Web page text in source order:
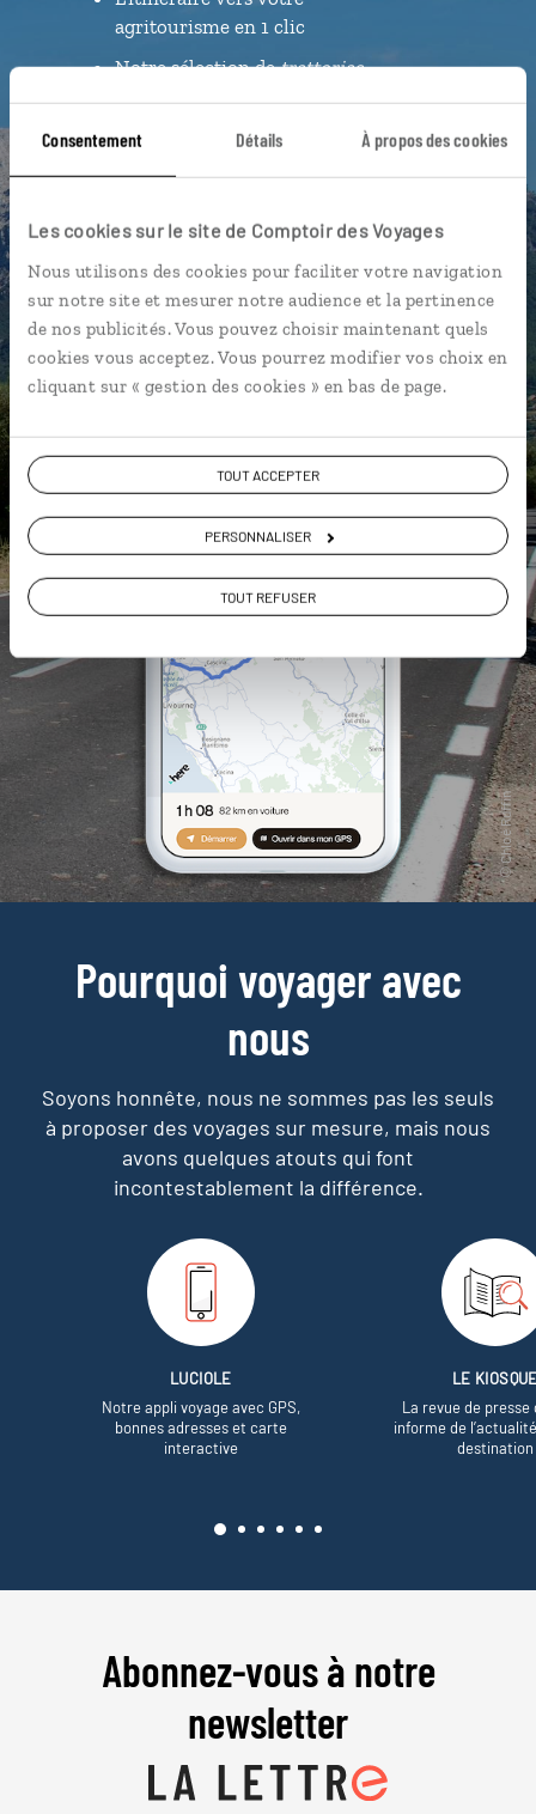
Consentement Détails À propos des cookies
Les cookies sur le site de Comptoir des Voyages
Nous utilisons des cookies pour faciliter votre navigation
sur notre site et mesurer notre audience et la pertinence
de nos publicités. Vous pouvez choisir maintenant quels
cookies vous acceptez. Vous pourrez modifier vos choix en
cliquant sur « gestion des cookies » en bas de page.
TOUT ACCEPTER
PERSONNALISER
TOUT REFUSER
agritourisme en 1 clic
Notre sélection detrattorias
Les plus belles plages géolocalisées
L'album souvenirs à composer
vous-même
DÉCOUVRIR LUCIOLE
Pourquoi voyager avec
nous
Soyons honnête, nous ne sommes pas les seuls
à proposer des voyages sur mesure, mais nous
avons quelques atouts qui font
incontestablement la différence.
LUCIOLE
Notre appli voyage avec GPS,
bonnes adresses et carte
interactive
LE
La revue de presse
informe de
destination
Abonnez-vous à notre
newsletter